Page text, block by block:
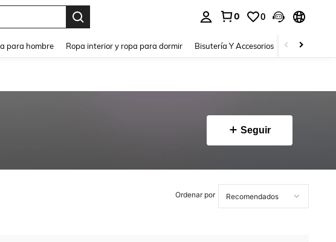
0 0
para hombre Ropa interior y ropa para dormir Bisutería Y Accesorios Zapatos
Seguir
Ordenar por